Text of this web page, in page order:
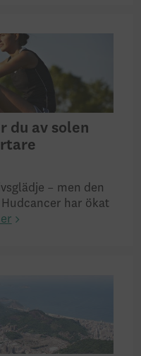
du av solen
– men den
har ökat